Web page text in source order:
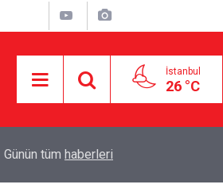
İstanbul
26 °C
Yerleşti
Günün tüm haberleri